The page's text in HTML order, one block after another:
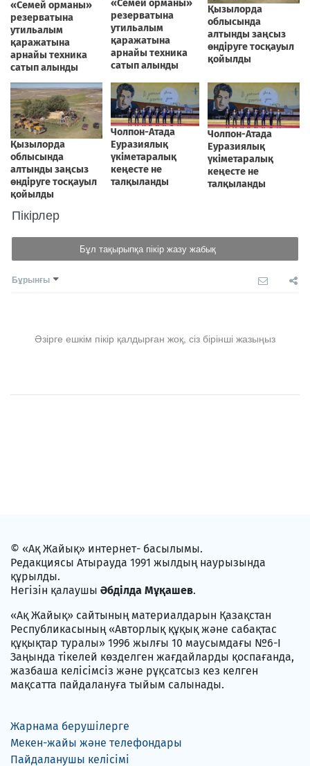
Пікірлер
Бұл тақырыпқа пікір жазу жабық
Бұрынғы
Әзірге ешкім пікір қалдырған жоқ, сіз бірінші жазыңыз
© «Ақ Жайық» интернет- басылымы.
Редакциясы Атырауда 1991 жылдың наурызында
құрылды.
Негізін қалаушы Әбділда Мұқашев.
«Ақ Жайық» сайтының материалдарын Қазақстан
Республикасының «Авторлық құқық және сабақтас
құқықтар туралы» 1996 жылғы 10 маусымдағы №6-I
Заңында тікелей көзделген жағдайларды қоспағанда,
жазбаша келісімсіз және рұқсатсыз кез келген
мақсатта пайдалануға тыйым салынады.
Жарнама берушілерге
Мекен-жайы және телефондары
Пайдаланушы келісімі